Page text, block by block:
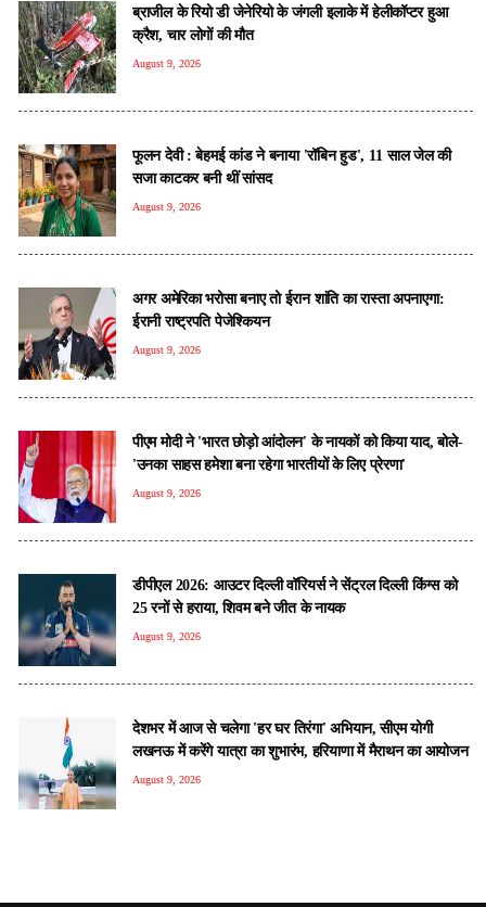
ब्राजील के रियो डी जेनेरियो के जंगली इलाके में हेलीकॉप्टर हुआ
क्रैश, चार लोगों की मौत
August 9, 2026
फूलन देवी : बेहमई कांड ने बनाया 'रॉबिन हुड', 11 साल जेल की
सजा काटकर बनी थीं सांसद
August 9, 2026
अगर अमेरिका भरोसा बनाए तो ईरान शांति का रास्ता अपनाएगा:
ईरानी राष्ट्रपति पेजेश्कियन
August 9, 2026
पीएम मोदी ने 'भारत छोड़ो आंदोलन' के नायकों को किया याद, बोले-
'उनका साहस हमेशा बना रहेगा भारतीयों के लिए प्रेरणा'
August 9, 2026
डीपीएल 2026: आउटर दिल्ली वॉरियर्स ने सेंट्रल दिल्ली किंग्स को
25 रनों से हराया, शिवम बने जीत के नायक
August 9, 2026
देशभर में आज से चलेगा 'हर घर तिरंगा' अभियान, सीएम योगी
लखनऊ में करेंगे यात्रा का शुभारंभ, हरियाणा में मैराथन का आयोजन
August 9, 2026